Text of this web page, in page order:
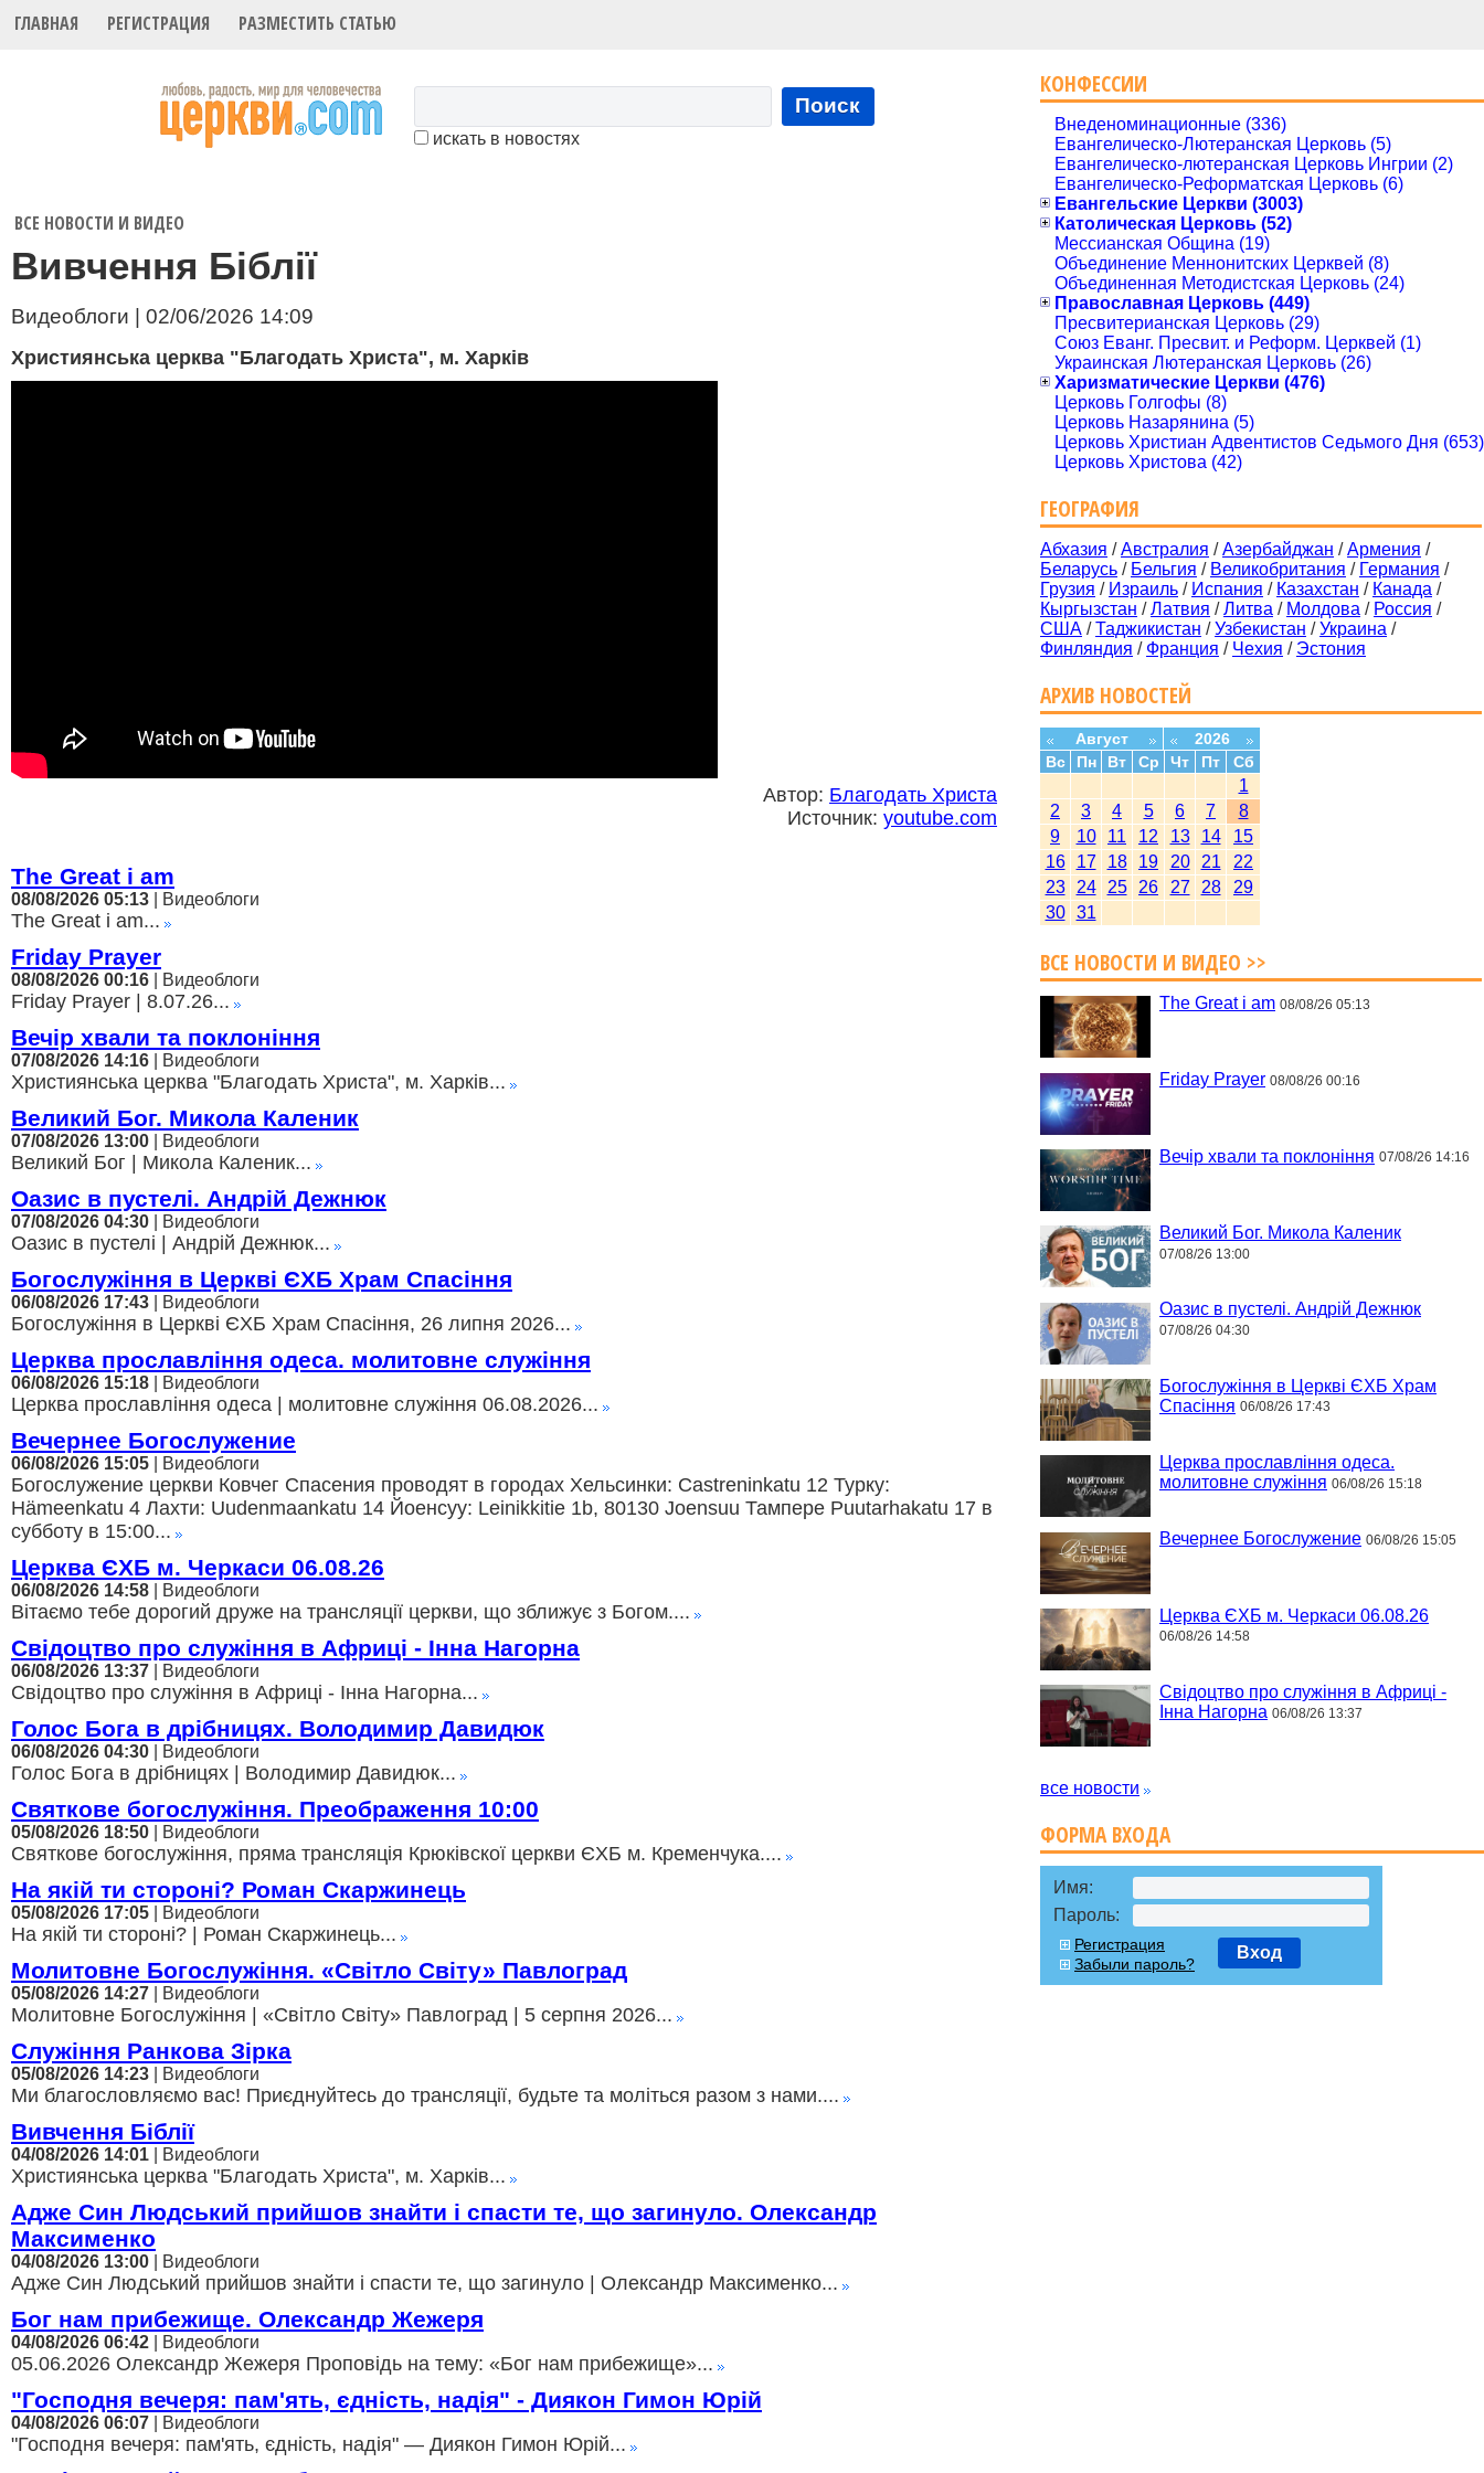
ГЛАВНАЯ РЕГИСТРАЦИЯ РАЗМЕСТИТЬ СТАТЬЮ
Поиск
искать в новостях
ВСЕ НОВОСТИ И ВИДЕО
Вивчення Біблії
Видеоблоги | 02/06/2026 14:09
Християнська церква "Благодать Христа", м. Харків
Автор: Благодать Христа
Источник: youtube.com
The Great i am
08/08/2026 05:13 | Видеоблоги
The Great i am...
Friday Prayer
08/08/2026 00:16 | Видеоблоги
Friday Prayer | 8.07.26...
Вечір хвали та поклоніння
07/08/2026 14:16 | Видеоблоги
Християнська церква "Благодать Христа", м. Харків...
Великий Бог. Микола Каленик
07/08/2026 13:00 | Видеоблоги
Великий Бог | Микола Каленик...
Оазис в пустелі. Андрій Дежнюк
07/08/2026 04:30 | Видеоблоги
Оазис в пустелі | Андрій Дежнюк...
Богослужіння в Церкві ЄХБ Храм Спасіння
06/08/2026 17:43 | Видеоблоги
Богослужіння в Церкві ЄХБ Храм Спасіння, 26 липня 2026...
Церква прославління одеса. молитовне служіння
06/08/2026 15:18 | Видеоблоги
Церква прославління одеса | молитовне служіння 06.08.2026...
Вечернее Богослужение
06/08/2026 15:05 | Видеоблоги
Богослужение церкви Ковчег Спасения проводят в городах Хельсинки: Castreninkatu 12 Турку:
Hämeenkatu 4 Лахти: Uudenmaankatu 14 Йоенсуу: Leinikkitie 1b, 80130 Joensuu Тампере Puutarhakatu 17 в
субботу в 15:00...
Церква ЄХБ м. Черкаси 06.08.26
06/08/2026 14:58 | Видеоблоги
Вітаємо тебе дорогий друже на трансляції церкви, що зближує з Богом....
Свідоцтво про служіння в Африці - Інна Нагорна
06/08/2026 13:37 | Видеоблоги
Свідоцтво про служіння в Африці - Інна Нагорна...
Голос Бога в дрібницях. Володимир Давидюк
06/08/2026 04:30 | Видеоблоги
Голос Бога в дрібницях | Володимир Давидюк...
Святкове богослужіння. Преображення 10:00
05/08/2026 18:50 | Видеоблоги
Святкове богослужіння, пряма трансляція Крюківскої церкви ЄХБ м. Кременчука....
На якій ти стороні? Роман Скаржинець
05/08/2026 17:05 | Видеоблоги
На якій ти стороні? | Роман Скаржинець...
Молитовне Богослужіння. «Світло Світу» Павлоград
05/08/2026 14:27 | Видеоблоги
Молитовне Богослужіння | «Світло Світу» Павлоград | 5 серпня 2026...
Служіння Ранкова Зірка
05/08/2026 14:23 | Видеоблоги
Ми благословляємо вас! Приєднуйтесь до трансляції, будьте та моліться разом з нами....
Вивчення Біблії
04/08/2026 14:01 | Видеоблоги
Християнська церква "Благодать Христа", м. Харків...
Адже Син Людський прийшов знайти і спасти те, що загинуло. Олександр
Максименко
04/08/2026 13:00 | Видеоблоги
Адже Син Людський прийшов знайти і спасти те, що загинуло | Олександр Максименко...
Бог нам прибежище. Олександр Жежеря
04/08/2026 06:42 | Видеоблоги
05.06.2026 Олександр Жежеря Проповідь на тему: «Бог нам прибежище»...
"Господня вечеря: пам'ять, єдність, надія" - Диякон Гимон Юрій
04/08/2026 06:07 | Видеоблоги
"Господня вечеря: пам'ять, єдність, надія" — Диякон Гимон Юрій...
КОНФЕССИИ
Внеденоминационные (336)
Евангелическо-Лютеранская Церковь (5)
Евангелическо-лютеранская Церковь Ингрии (2)
Евангелическо-Реформатская Церковь (6)
Евангельские Церкви (3003)
Католическая Церковь (52)
Мессианская Община (19)
Объединение Меннонитских Церквей (8)
Объединенная Методистская Церковь (24)
Православная Церковь (449)
Пресвитерианская Церковь (29)
Союз Еванг. Пресвит. и Реформ. Церквей (1)
Украинская Лютеранская Церковь (26)
Харизматические Церкви (476)
Церковь Голгофы (8)
Церковь Назарянина (5)
Церковь Христиан Адвентистов Седьмого Дня (653)
Церковь Христова (42)
ГЕОГРАФИЯ
Абхазия /Австралия /Азербайджан /Армения /
Беларусь / Бельгия / Великобритания / Германия /
Грузия / Израиль / Испания / Казахстан / Канада /
Кыргызстан /Латвия /Литва / Молдова / Россия /
США /Таджикистан /Узбекистан /Украина /
Финляндия / Франция / Чехия / Эстония
АРХИВ НОВОСТЕЙ
Август
2026
Вс
Пн Вт Ср Чт Пт Сб
1
2
3 4 5 6 7
8
9
10 11 12 13 14
15
16
17 18 19 20 21
22
23
24 25 26 27 28
29
30
31
ВСЕ НОВОСТИ И ВИДЕО >>
The Great i am 08/08/26 05:13
Friday Prayer 08/08/26 00:16
Вечір хвали та поклоніння 07/08/26 14:16
Великий Бог. Микола Каленик
07/08/26 13:00
Оазис в пустелі. Андрій Дежнюк
07/08/26 04:30
Богослужіння в Церкві ЄХБ Храм
Спасіння 06/08/26 17:43
Церква прославління одеса.
молитовне служіння 06/08/26 15:18
Вечернее Богослужение 06/08/26 15:05
Церква ЄХБ м. Черкаси 06.08.26
06/08/26 14:58
Свідоцтво про служіння в Африці -
Інна Нагорна 06/08/26 13:37
все новости
ФОРМА ВХОДА
Имя:
Пароль:
Регистрация
Забыли пароль?
Вход